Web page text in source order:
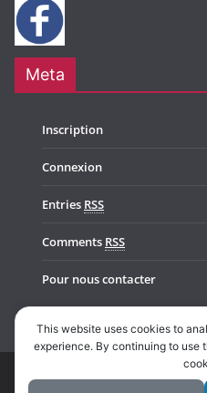
Meta
Inscription
Connexion
Entries RSS
Comments RSS
Pour nous contacter
Copyright © 2026Music In
This website uses cookies to
experience. By continuing to use